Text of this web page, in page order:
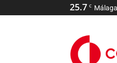
25.7 C Málaga